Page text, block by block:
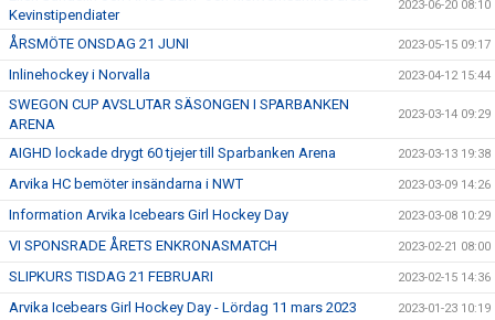
Kevinstipendiater
2023-06-20 08:10
ÅRSMÖTE ONSDAG 21 JUNI 2023-05-15 09:17
Inlinehockey i Norvalla 2023-04-12 15:44
SWEGON CUP AVSLUTAR SÄSONGEN I SPARBANKEN
ARENA
2023-03-14 09:29
AIGHD lockade drygt 60 tjejer till Sparbanken Arena 2023-03-13 19:38
Arvika HC bemöter insändarna i NWT 2023-03-09 14:26
Information Arvika Icebears Girl Hockey Day 2023-03-08 10:29
VI SPONSRADE ÅRETS ENKRONASMATCH 2023-02-21 08:00
SLIPKURS TISDAG 21 FEBRUARI 2023-02-15 14:36
Arvika Icebears Girl Hockey Day - Lördag 11 mars 2023 2023-01-23 10:19